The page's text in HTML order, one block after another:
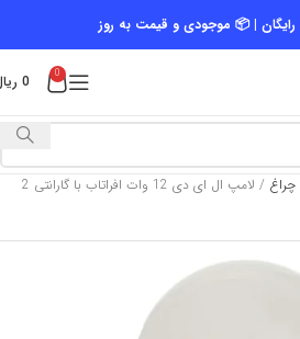
| 📦 موجودی و قیمت به روز
0
0
/
لامپ ال ای دی 12 وات افراتاب با گارانتی 2